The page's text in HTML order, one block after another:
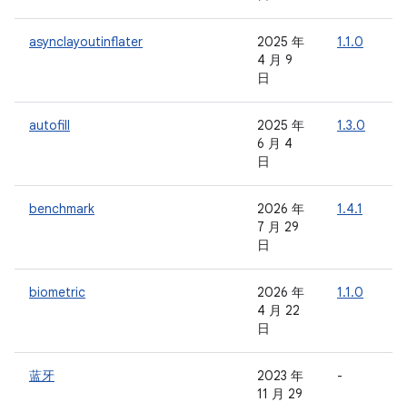
asynclayoutinflater
2025 年
4 月 9
日
1.1.0
autofill
2025 年
6 月 4
日
1.3.0
benchmark
2026 年
7 月 29
日
1.4.1
biometric
2026 年
4 月 22
日
1.1.0
蓝牙
2023 年
11 月 29
-